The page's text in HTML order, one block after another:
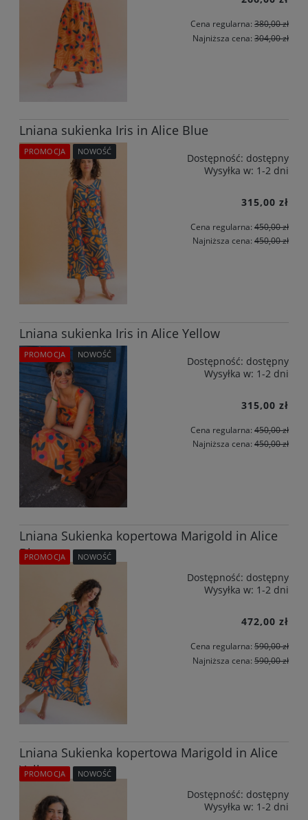
Cena regularna: 380,00 zł
Najniższa cena: 304,00 zł
Lniana sukienka Iris in Alice Blue
Dostępność: dostępny
Wysyłka w: 1-2 dni
315,00 zł
Cena regularna: 450,00 zł
Najniższa cena: 450,00 zł
PROMOCJA NOWOŚĆ
Lniana sukienka Iris in Alice Yellow
Dostępność: dostępny
Wysyłka w: 1-2 dni
315,00 zł
Cena regularna: 450,00 zł
Najniższa cena: 450,00 zł
PROMOCJA NOWOŚĆ
Lniana Sukienka kopertowa Marigold in Alice
Blue
Dostępność: dostępny
Wysyłka w: 1-2 dni
472,00 zł
Cena regularna: 590,00 zł
Najniższa cena: 590,00 zł
PROMOCJA NOWOŚĆ
Lniana Sukienka kopertowa Marigold in Alice
Yellow
Dostępność: dostępny
Wysyłka w: 1-2 dni
PROMOCJA NOWOŚĆ